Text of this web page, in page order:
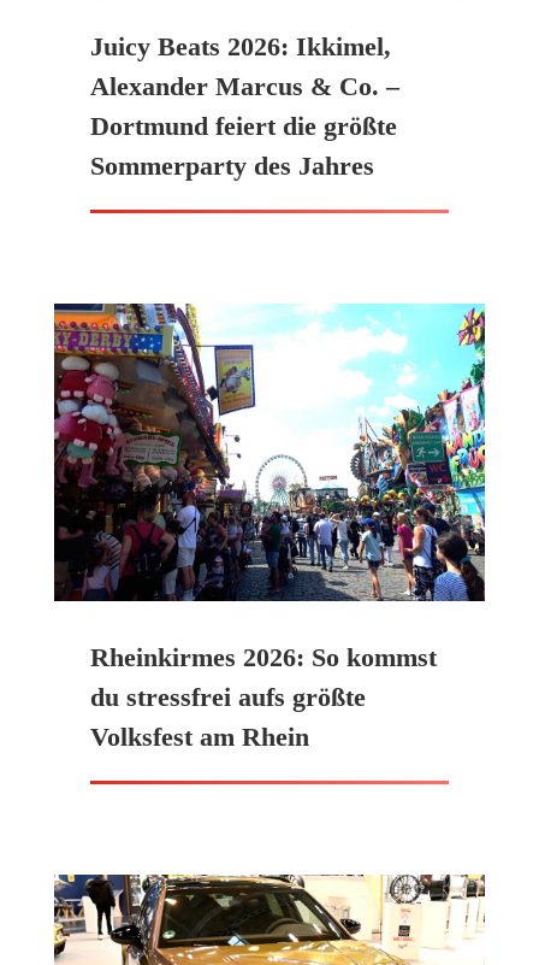
Juicy Beats 2026: Ikkimel,
Alexander Marcus & Co. –
Dortmund feiert die größte
Sommerparty des Jahres
Rheinkirmes 2026: So kommst
du stressfrei aufs größte
Volksfest am Rhein